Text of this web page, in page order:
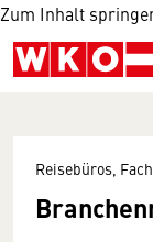
Zum Inhalt
Reisebüros,